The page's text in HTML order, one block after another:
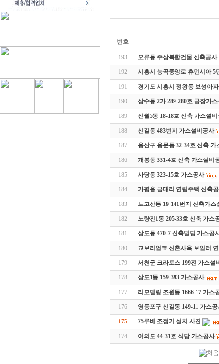
번호
193 오류동 주상복합건물 신축공
192 시흥시 능곡중앙로 휴먼시아 5
191 경기도 시흥시 정왕동 보성아
190 상수동 2가 289-280호 공장가
189 신월5동 18-18호 신축 가스설비
188 신길동 483번지 가스설비공사
187 용산구 용문동 32-34호 신축 가
186 개봉동 331-4호 신축 가스설비
185 사당동 323-15호 가스공사
184 가평읍 금대리 연립주택 신축
183 노고산동 19-141번지 신축가스
182 노량진1동 205-33호 신축 가스
181 상도동 470-7 신축빌딩 가스공
180 교보리얼코 신촌사옥 보일러
179 서천군 크라토스 199전 가스설
178 상도1동 159-393 가스공사
177 리모델링 조원동 1666-17 가스
176 영등포구 신길동 149-11 가스공
175 75루베 조정기 설치 사진
174 여의도 44-31호 식당 가스공사